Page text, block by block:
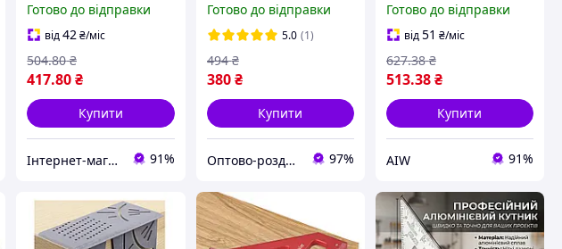
косинець / кутомір Red
ALL Качество + 6591
Готово до відправки
від42₴/міс
417.80₴
504.80 ₴
Купити
Інтернет-магазин Allegoriya 91%
косинець / кутомір Red
Готово до відправки
5.0 (1)
380 ₴
494 ₴
Купити
Оптово-роздрібний інтернет-магазин "NicePrice" 97%
косинець / кутомір Red
Готово до відправки
від51 ₴/міс
513.38₴
627.38 ₴
Купити
AIW 91%